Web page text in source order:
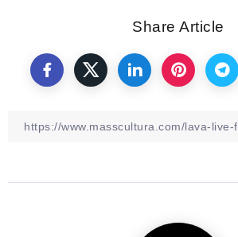
Share Article